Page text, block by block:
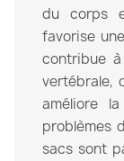
du corps
favorise
contribue
vertébrale,
améliore
problèmes
sacs sont